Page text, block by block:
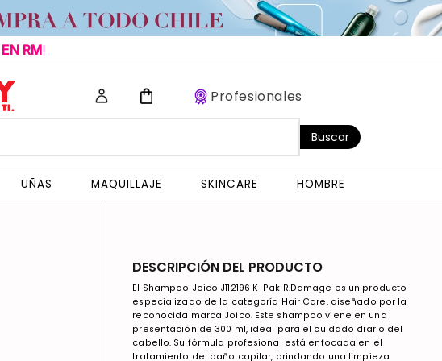
RM!
Profesionales
Buscar
UÑAS MAQUILLAJE SKINCARE HOMBRE
DESCRIPCIÓN DEL PRODUCTO
El Shampoo Joico J112196 K-Pak R.Damage es un producto
especializado de la categoría Hair Care, diseñado por la
reconocida marca Joico. Este shampoo viene en una
presentación de 300 ml, ideal para el cuidado diario del
cabello. Su fórmula profesional está enfocada en el
tratamiento del daño capilar, brindando una limpieza